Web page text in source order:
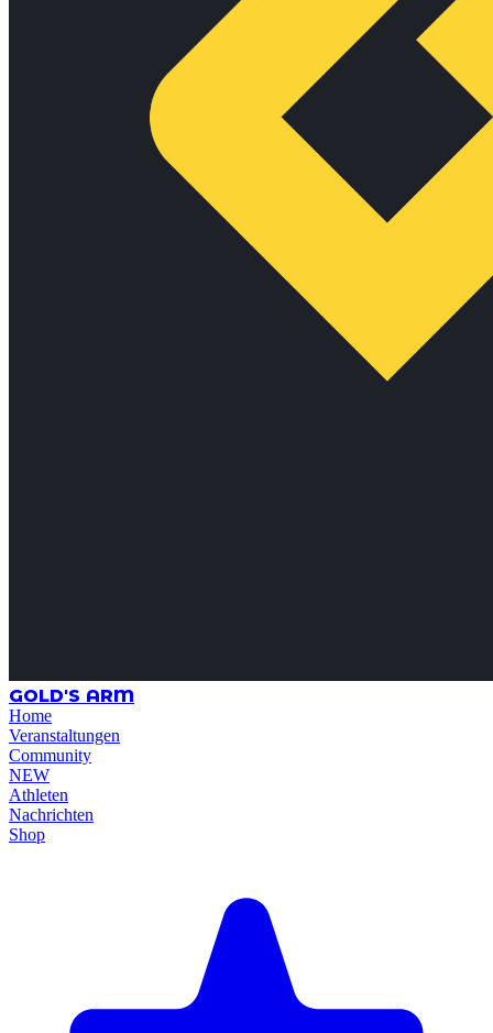
GOLD'S ARM
Home
Veranstaltungen
Community
NEW
Athleten
Nachrichten
Shop